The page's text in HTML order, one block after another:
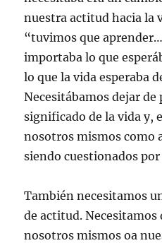
nuestra actitud hacia la
“tuvimos que
importaba lo que
lo que la vida esperaba
Necesitábamos dejar
significado de la vida y,
nosotros mismos como
siendo cuestionados
También necesitamos
de actitud. Necesitamos
nosotros mismos oa